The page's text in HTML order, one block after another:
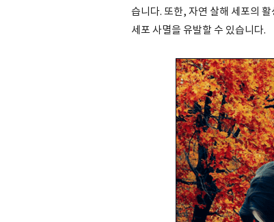
습니다. 또한, 자연 살해 세포의
세포 사멸을 유발할 수 있습니다.